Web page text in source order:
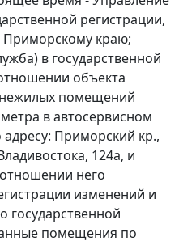
регистрации,
Приморскому краю;
в государственной
объекта
помещений
в автосервисном
Приморский кр.,
124а, и
него
изменений и
государственной
помещения по